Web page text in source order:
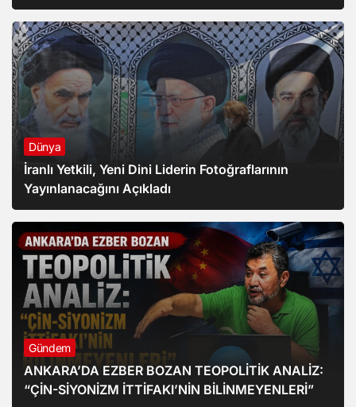
Dünya
İranlı Yetkili, Yeni Dini Liderin Fotoğraflarının
Yayınlanacağını Açıkladı
Gündem
ANKARA’DA EZBER BOZAN TEOPOLİTİK ANALİZ:
“ÇİN-SİYONİZM İTTİFAKI’NİN BİLİNMEYENLERİ”
Dünya
Soykırımcı Netanyahu, Trump’ın Gazze için